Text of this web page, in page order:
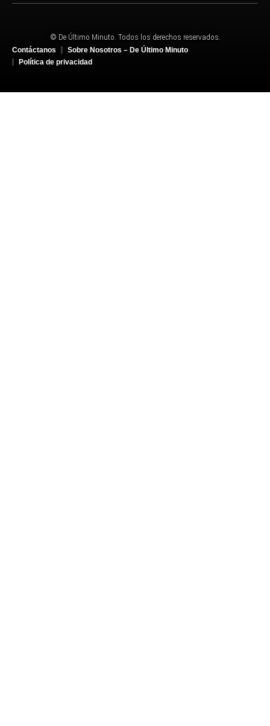
© De Último Minuto. Todos los derechos reservados.
Contáctanos
Sobre Nosotros – De Último Minuto
Política de privacidad